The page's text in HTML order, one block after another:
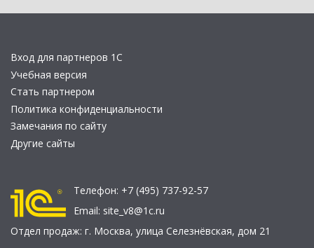
Вход для партнеров 1С
Учебная версия
Стать партнером
Политика конфиденциальности
Замечания по сайту
Другие сайты
Телефон: +7 (495) 737-92-57
Email: site_v8@1c.ru
Отдел продаж: г. Москва, улица Селезнёвская, дом 21